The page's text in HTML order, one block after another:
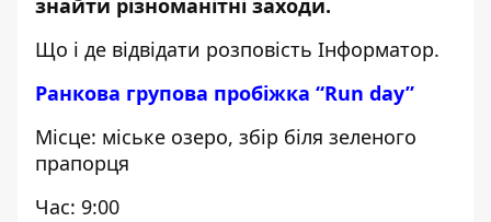
знайти різноманітні заходи.
Що і де відвідати розповість Інформатор.
Ранкова групова пробіжка “Run day”
Місце: міське озеро, збір біля зеленого
прапорця
Час: 9:00